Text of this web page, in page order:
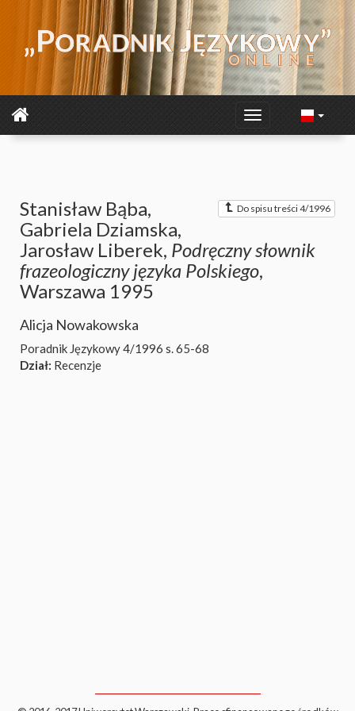
Do spisu treści 4/1996
Stanisław Bąba,
Gabriela Dziamska,
Jarosław Liberek, Podręczny słownik
frazeologiczny języka Polskiego,
Warszawa 1995
Alicja Nowakowska
Poradnik Językowy 4/1996 s. 65-68
Dział: Recenzje